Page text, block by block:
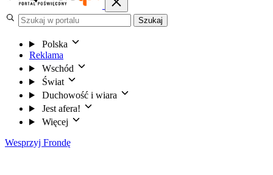
Szukaj
Polska
Reklama
Wschód
Świat
Duchowość i wiara
Jest afera!
Więcej
Wesprzyj Frondę